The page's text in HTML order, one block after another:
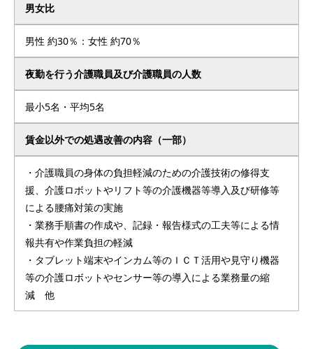
男女比
男性 約30％：女性 約70％
夜勤を行う介護職員及び介護職員の人数
最小5名・平均5名
賃金以外での処遇改善の内容（一部）
・介護職員の身体の負担軽減のための介護技術の修得支
援、介護ロボットやリフト等の介護機器等導入及び研修等
による腰痛対策の実施
・業務手順書の作成や、記録・報告様式の工夫等による情
報共有や作業負担の軽減
・タブレット端末やインカム等のＩＣＴ活用や見守り機器
等の介護ロボットやセンサー等の導入による業務量の縮
減 他